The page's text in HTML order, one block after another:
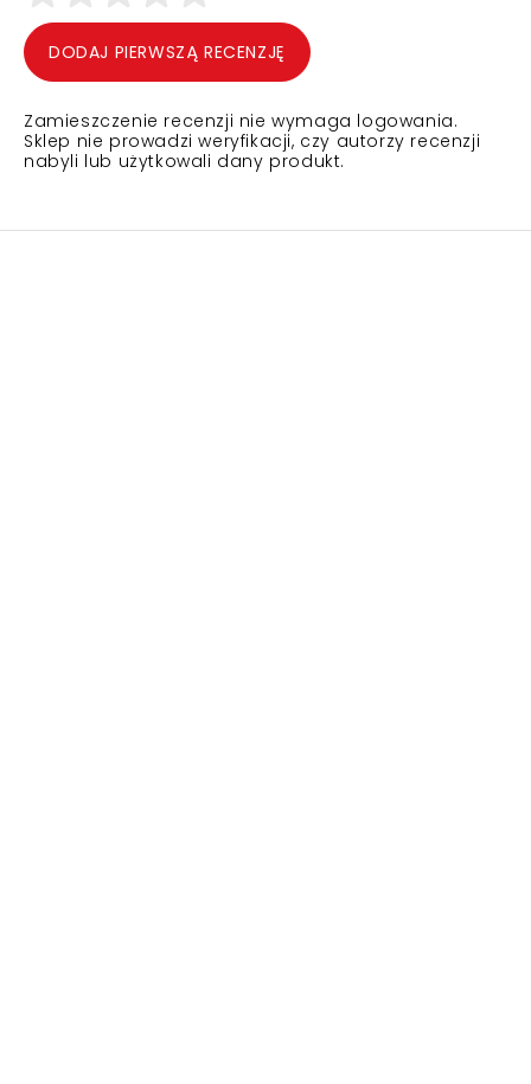
DODAJ PIERWSZĄ RECENZJĘ
Zamieszczenie recenzji nie wymaga logowania.
Sklep nie prowadzi weryfikacji, czy autorzy recenzji
nabyli lub użytkowali dany produkt.